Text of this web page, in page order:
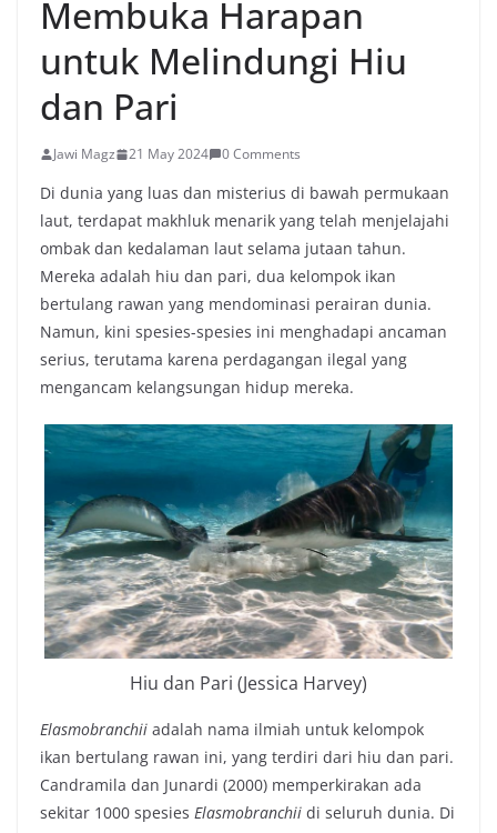
Membuka Harapan
untuk Melindungi Hiu
dan Pari
Jawi Magz 21 May 2024 0 Comments
Di dunia yang luas dan misterius di bawah permukaan
laut, terdapat makhluk menarik yang telah menjelajahi
ombak dan kedalaman laut selama jutaan tahun.
Mereka adalah hiu dan pari, dua kelompok ikan
bertulang rawan yang mendominasi perairan dunia.
Namun, kini spesies-spesies ini menghadapi ancaman
serius, terutama karena perdagangan ilegal yang
mengancam kelangsungan hidup mereka.
Hiu dan Pari (Jessica Harvey)
Elasmobranchii adalah nama ilmiah untuk kelompok
ikan bertulang rawan ini, yang terdiri dari hiu dan pari.
Candramila dan Junardi (2000) memperkirakan ada
sekitar 1000 spesies Elasmobranchii di seluruh dunia. Di